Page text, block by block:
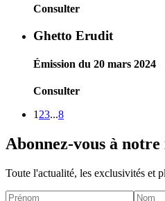
Consulter
Ghetto Erudit
Émission du 20 mars 2024
Consulter
1 23...8
Abonnez-vous à
Toute l'actualité, les exclusivités et